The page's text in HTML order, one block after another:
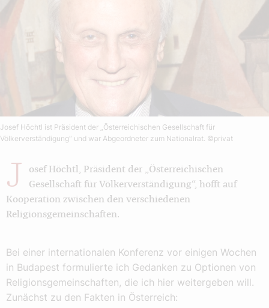
Josef Höchtl ist Präsident der „Österreichischen Gesellschaft für
Völkerverständigung“ und war Abgeordneter zum Nationalrat. ©privat
J
osef Höchtl, Präsident der „Österreichischen
Gesellschaft für Völkerverständigung“, hofft auf
Kooperation zwischen den verschiedenen
Religionsgemeinschaften.
Bei einer internationalen Konferenz vor einigen Wochen
in Budapest formulierte ich Gedanken zu Optionen von
Religionsgemeinschaften, die ich hier weitergeben will.
Zunächst zu den Fakten in Österreich: